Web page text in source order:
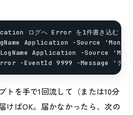
ログへ Error を1件書き込む
Application -Source
Application -Source
トを手で1回流して（または10分
けばOK。届かなかったら、次の